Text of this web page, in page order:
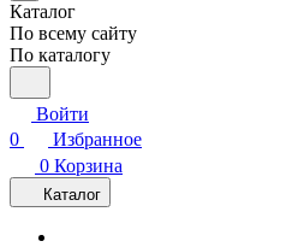
Каталог
По всему сайту
По каталогу
Войти
0
Избранное
0 Корзина
Каталог